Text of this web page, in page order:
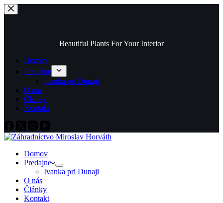
Skip
to
Beautiful Plants For Your Interior
Domov
Predajne
Ivanka pri Dunaji
O nás
Články
Kontakt
Domov
Predajne
Ivanka pri Dunaji
O nás
Články
Kontakt